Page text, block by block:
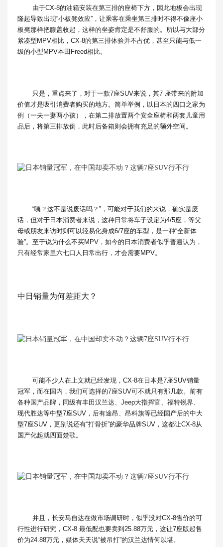
由于CX-8的油箱安装在第三排的座椅下方，因此地板会出现
隆起导致出现“小板凳效应”，让乘客在乘坐第三排时不得不像座小
板凳那样把膝盖收起，这样的坐姿肯定是不舒服的。所以与大部分
紧凑型MPV相比，CX-8的第三排体验并不占优，甚至只能与低一
级的小型MPV本田Freed相比。
只是，重点来了，对于一款7座SUV来说，其7 座带来的附加
价值才是吸引消费者购买的地方。简单举例，以日本的四口之家为
例（一夫一妻两小孩），在第二排放置两个安全座椅和两套儿童用
品后，将第三排放倒，此时后备箱则会拥有充足的额外空间。
“咦？这不是说废话吗？”，可能对于我们的来说，确实是废
话，但对于日本消费者来说，这种日常将车子设定为4/5座，等父
母或朋友来访时则可以轻易化身成6/7座的车型，是一种“全新体
验”。至于说为什么不买MPV，如今的日本消费者似乎普遍认为，
只有经常家里六七口人日常出行，才会需要MPV。
中日销量为何差距大？
可能不少人在上文就已经发现，CX-8在日本是7座SUV销量
冠军，而在国内，我们可选择的7座SUV可不就只有那几款。前有
各种国产品牌，同级有丰田汉兰达、Jeep大指挥官、福特锐界、
现代胜达等中型7座SUV，后有途昂、昂科旗等已经国产后的中大
型7座SUV，更别说还有“打骨折”的豪华品牌SUV，这都让CX-8从
国产化起就四面楚歌。
并且，长安马自达在做市场调研时，似乎没对CX-8售价的可
行性进行研究，CX-8 最低配也要卖到25.88万元，这让7座版起售
价为24.88万元，媒体天天说“被吊打”的汉兰达情何以堪。